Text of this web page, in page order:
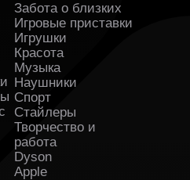
Забота о близких
Игровые приставки
Игрушки
Красота
Музыка
Наушники
Спорт
Стайлеры
Творчество и
работа
Dyson
Apple